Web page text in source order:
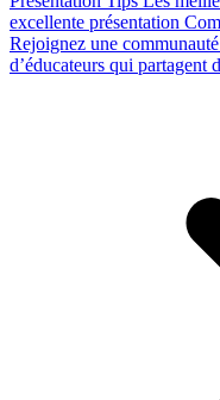
excellente présentation
Rejoignez une
d’éducateurs qui partagent